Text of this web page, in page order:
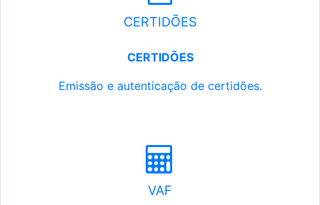
CERTIDÕES
CERTIDÕES
Emissão e autenticação de certidões.
VAF